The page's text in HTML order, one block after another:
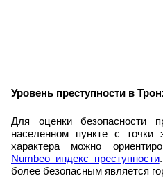
Уровень преступности в
Для оценки безопасности
населенном пункте с точки
характера можно
Numbeo индекс преступности
более безопасным является